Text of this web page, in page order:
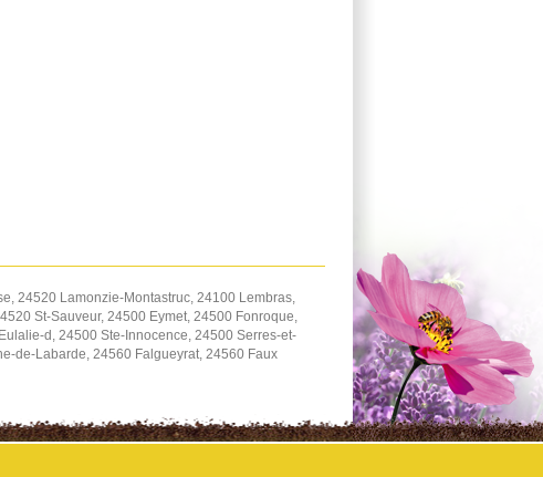
24520 Lamonzie-Montastruc, 24100 Lembras,
St-Sauveur, 24500 Eymet, 24500 Fonroque,
d, 24500 Ste-Innocence, 24500 Serres-et-
de-Labarde, 24560 Falgueyrat, 24560 Faux